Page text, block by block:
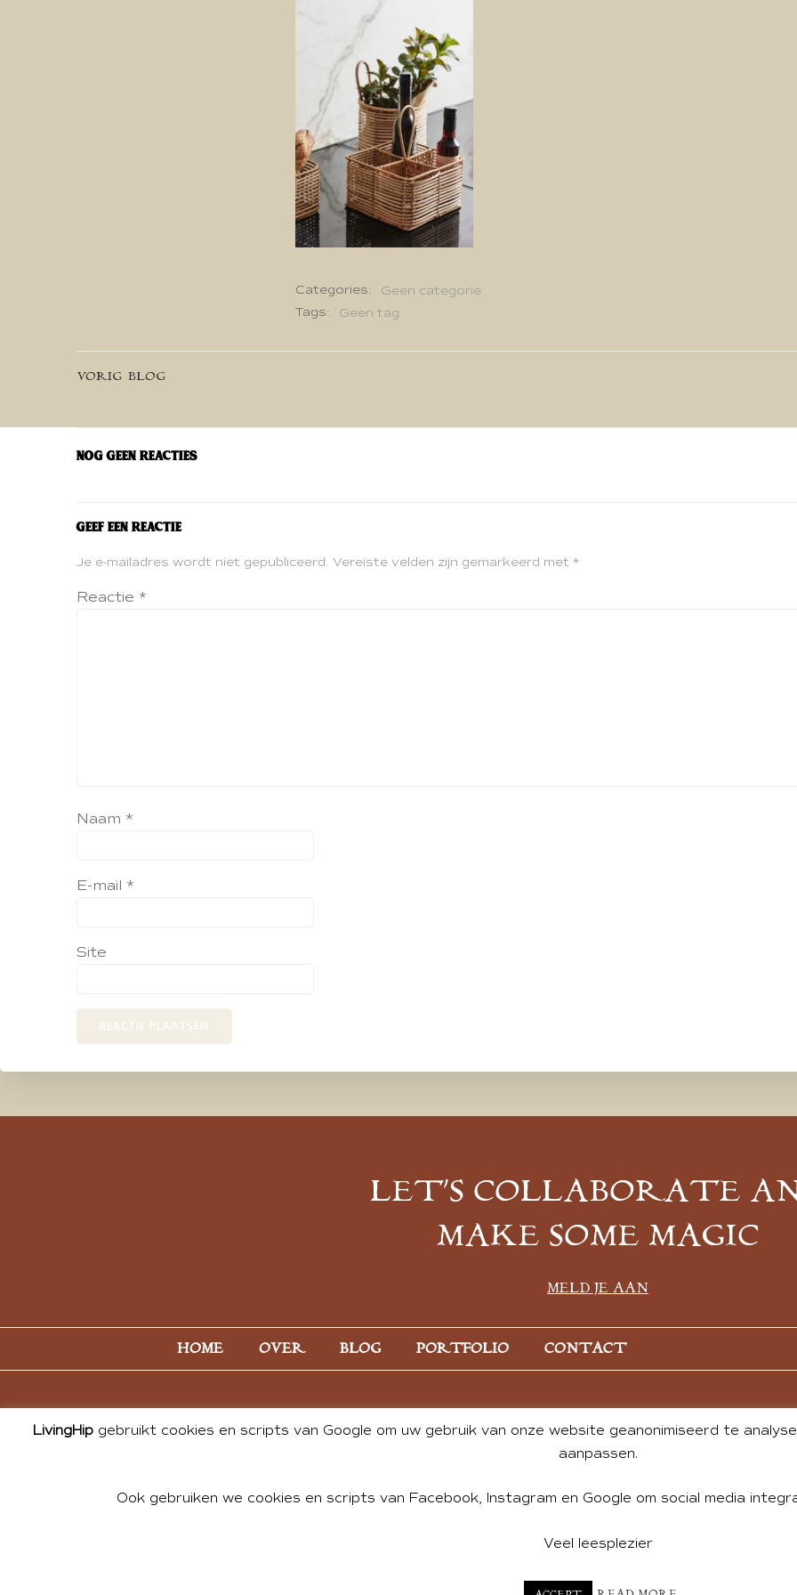
Categories:
Geen categorie
Tags:
Geen tag
Bericht
navigatie
VORIG BLOG
Nog geen reacties
Geef een reactie
Je e-mailadres wordt niet gepubliceerd. Vereiste velden zijn gemarkeerd met *
Reactie *
Naam *
E-mail *
Site
LET’S COLLABORATE
MAKE SOME MAGIC
MELD JE AAN
HOME OVER BLOG PORTFOLIO CONTACT
© 2026 ALL PHOTOS & CONTENT BY ANDREA DE GROOT. WEBSITE DESIGN BY
LivingHip gebruikt cookies en scripts van Google om uw gebruik van onze website geanonimiseerd te
aanpassen.
Ook gebruiken we cookies en scripts van Facebook, Instagram en Google om social media
Veel leesplezier